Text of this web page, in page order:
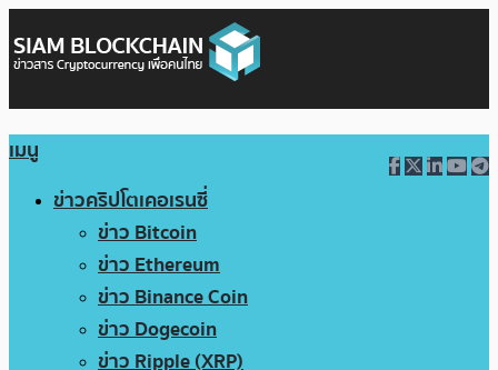
เมนู
ข่าวคริปโตเคอเรนซี่
ข่าว Bitcoin
ข่าว Ethereum
ข่าว Binance Coin
ข่าว Dogecoin
ข่าว Ripple (XRP)